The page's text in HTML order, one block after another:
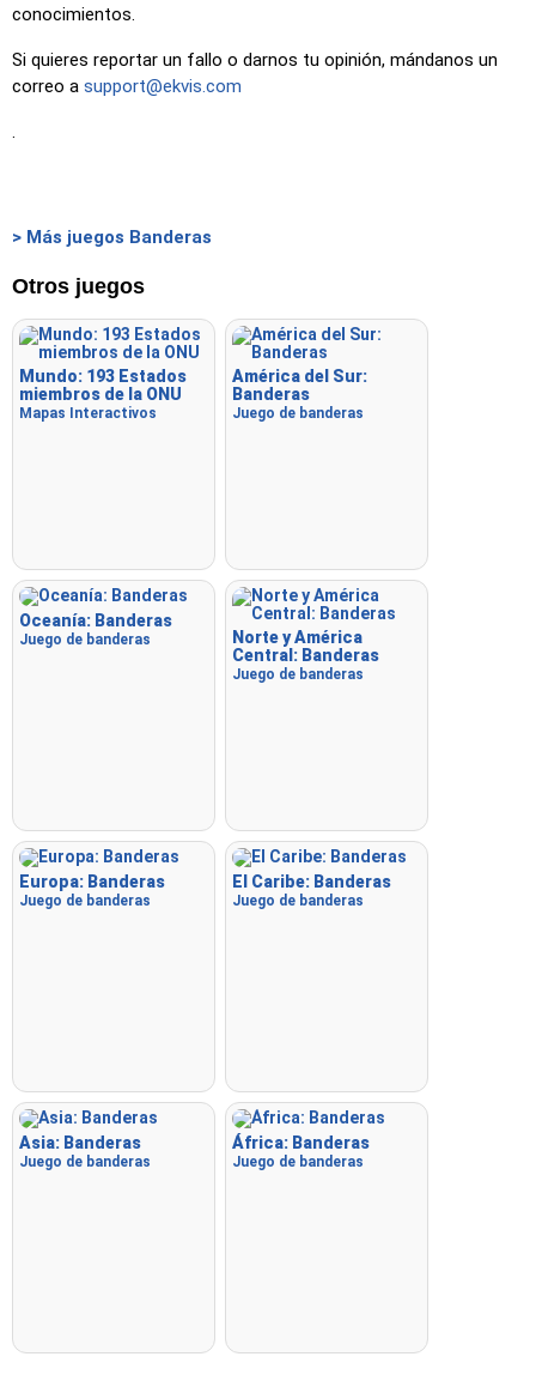
conocimientos.
Si quieres reportar un fallo o darnos tu opinión, mándanos un
correo a support@ekvis.com
.
> Más juegos Banderas
Otros juegos
Mundo: 193 Estados
miembros de la ONU
Mapas Interactivos
América del Sur:
Banderas
Juego de banderas
Oceanía: Banderas
Juego de banderas
Norte y América
Central: Banderas
Juego de banderas
Europa: Banderas
Juego de banderas
El Caribe: Banderas
Juego de banderas
Asia: Banderas
Juego de banderas
África: Banderas
Juego de banderas